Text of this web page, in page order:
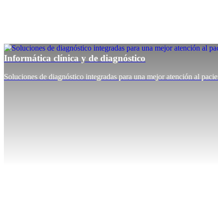
Informática clínica y de diagnóstico
Soluciones de diagnóstico integradas para una mejor atención al